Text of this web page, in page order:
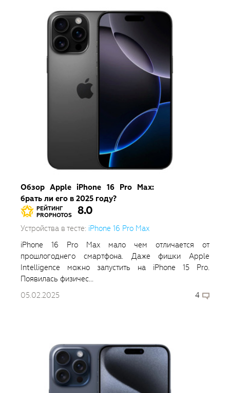
Обзор Apple iPhone 16 Pro Max:
брать ли его в 2025 году?
РЕЙТИНГ
PROPHOTOS
8.0
Устройства в тесте: iPhone 16 Pro Max
iPhone 16 Pro Max мало чем отличается от
прошлогоднего смартфона. Даже фишки Apple
Intelligence можно запустить на iPhone 15 Pro.
Появилась физичес...
05.02.2025
4